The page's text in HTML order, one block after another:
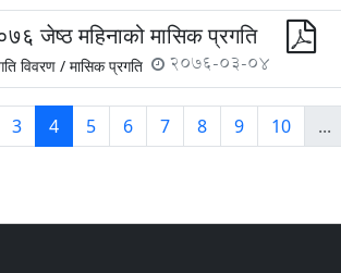
जेष्ठ महिनाको मासिक प्रगति
विवरण / मासिक प्रगति 2076-03-04
3 4 5 6 7 8 9 10 ...